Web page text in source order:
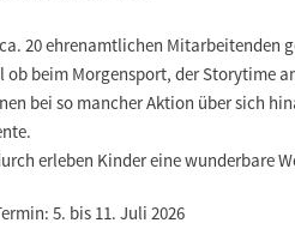
20 ehrenamtlichen Mitarbeitenden
ob beim Morgensport, der Storytime
bei so mancher Aktion über sich
erleben Kinder eine wunderbare
5. bis 11. Juli 2026